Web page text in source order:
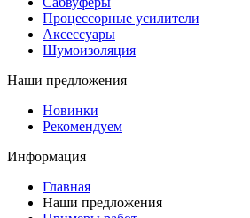
Процессорные усилители
Аксессуары
Шумоизоляция
Наши предложения
Новинки
Рекомендуем
Информация
Главная
Наши предложения